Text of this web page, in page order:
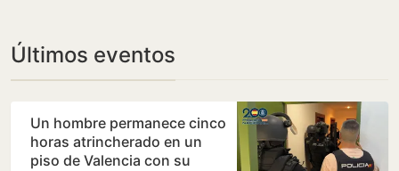
Últimos eventos
Un hombre permanece cinco
horas atrincherado en un
piso de Valencia con su